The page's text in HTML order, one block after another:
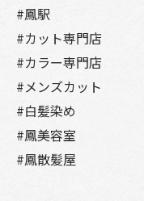
#鳳駅
#カット専門店
#カラー専門店
#メンズカット
#白髪染め
#鳳美容室
#鳳散髪屋